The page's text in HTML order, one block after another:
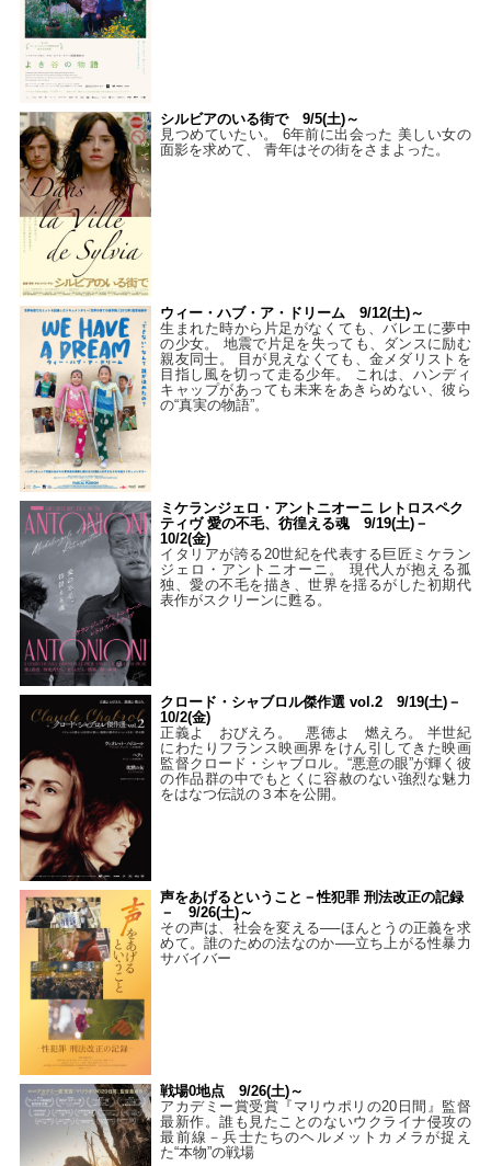
シルビアのいる街で 9/5(土)～
見つめていたい。 6年前に出会った 美しい女の
面影を求めて、 青年はその街をさまよった。
ウィー・ハブ・ア・ドリーム 9/12(土)～
生まれた時から片足がなくても、バレエに夢中
の少女。 地震で片足を失っても、ダンスに励む
親友同士。 目が見えなくても、金メダリストを
目指し風を切って走る少年。 これは、ハンディ
キャップがあっても未来をあきらめない、彼ら
の“真実の物語”。
ミケランジェロ・アントニオーニ レトロスペク
ティヴ 愛の不毛、彷徨える魂 9/19(土)－
10/2(金)
イタリアが誇る20世紀を代表する巨匠ミケラン
ジェロ・アントニオーニ。 現代人が抱える孤
独、愛の不毛を描き、世界を揺るがした初期代
表作がスクリーンに甦る。
クロード・シャブロル傑作選 vol.2 9/19(土)－
10/2(金)
正義よ おびえろ。 悪徳よ 燃えろ。 半世紀
にわたりフランス映画界をけん引してきた映画
監督クロード・シャブロル。“悪意の眼”が輝く彼
の作品群の中でもとくに容赦のない強烈な魅力
をはなつ伝説の３本を公開。
声をあげるということ－性犯罪 刑法改正の記録
－ 9/26(土)～
その声は、社会を変える──ほんとうの正義を求
めて。誰のための法なのか──立ち上がる性暴力
サバイバー
戦場0地点 9/26(土)～
アカデミー賞受賞『マリウポリの20日間』監督
最新作。誰も見たことのないウクライナ侵攻の
最前線－兵士たちのヘルメットカメラが捉え
た“本物”の戦場